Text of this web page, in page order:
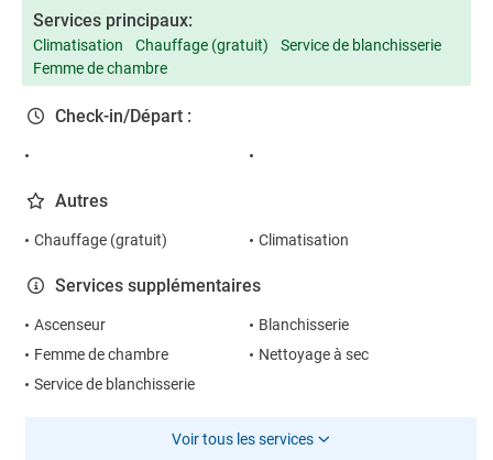
Services principaux:
Climatisation Chauffage (gratuit)
Service de blanchisserie
Femme de chambre
Check-in/Départ :
Autres
Chauffage (gratuit) Climatisation
Services supplémentaires
Ascenseur
Blanchisserie
Femme de chambre
Nettoyage à sec
Service de blanchisserie
Voir tous les services